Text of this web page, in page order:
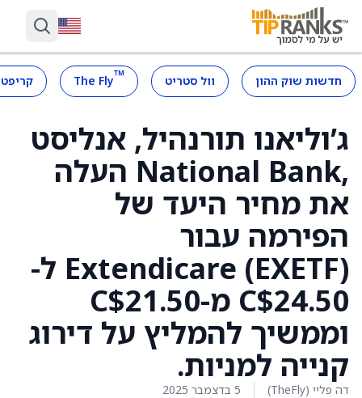
חדשות שוק ההון וול סטריט ™
The Fly
ג’וליאנו תורנהיל, אנליסט
,National Bank העלה
את מחיר היעד של
הפירמה עבור
Extendicare (EXETF) ל-
C$24.50 מ-C$21.50
וממשיך להמליץ על דירוג
קנייה למניות.
דה פליי (TheFly) 5 בדצמבר 2025